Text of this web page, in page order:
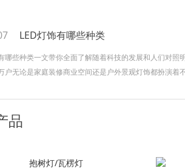
LED灯饰有哪些种类
哪些种类一文带你全面了解随着科技的发展和人们对照
户无论是家庭装修商业空间还是户外景观灯饰都扮演着
灯一般嵌入天花板光线柔和均匀适合用于客厅走廊等空
常用于重点照明比如照射挂画装饰品等很多消费者在选购
品